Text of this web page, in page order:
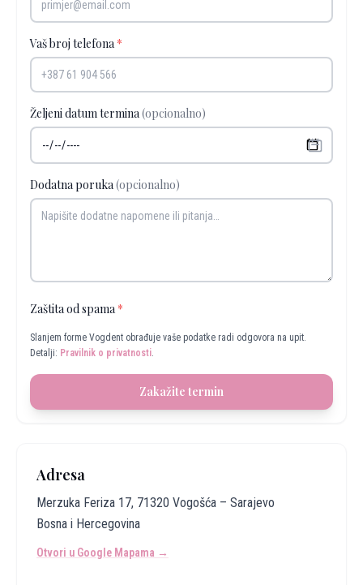
Vaš broj telefona *
Željeni datum termina(opcionalno)
Dodatna poruka(opcionalno)
Zaštita od spama *
Slanjem forme Vogdent obrađuje vaše podatke radi odgovora na upit.
Detalji: Pravilnik o privatnosti.
Zakažite termin
Adresa
Merzuka Feriza 17, 71320 Vogošća – Sarajevo
Bosna i Hercegovina
Otvori u Google Mapama →